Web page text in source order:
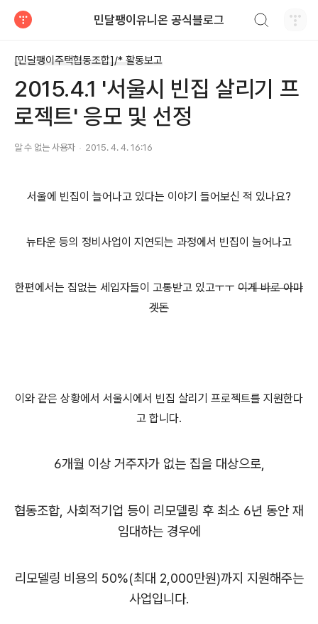
민달팽이유니온 공식블로그
[민달팽이주택협동조합]/* 활동보고
2015.4.1 '서울시 빈집 살리기 프
로젝트' 응모 및 선정
알 수 없는 사용자 2015. 4. 4. 16:16
서울에 빈집이 늘어나고 있다는 이야기 들어보신 적 있나요?
뉴타운 등의 정비사업이 지연되는 과정에서 빈집이 늘어나고
한편에서는 집없는 세입자들이 고통받고 있고ㅜㅜ 이게 바로 아마
겟돈
이와 같은 상황에서 서울시에서 빈집 살리기 프로젝트를 지원한다
고 합니다.
6개월 이상 거주자가 없는 집을 대상으로,
협동조합, 사회적기업 등이 리모델링 후 최소 6년 동안 재
임대하는 경우에
리모델링 비용의 50%(최대 2,000만원)까지 지원해주는
사업입니다.